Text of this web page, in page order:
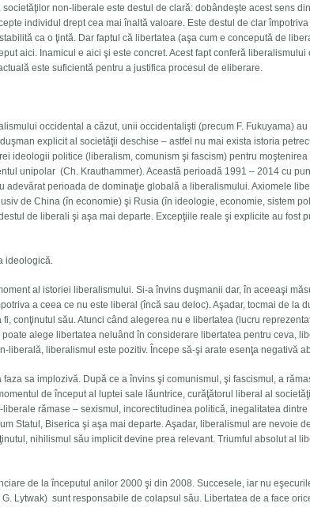
non-liberale este destul de clară: dobândeşte acest sens
individul drept cea mai înaltă valoare. Este destul de clar
ca o ţintă. Dar faptul că libertatea (aşa cum e concepută de
aici. Inamicul e aici şi este concret. Acest fapt conferă liberalismului
este suficientă pentru a justifica procesul de eliberare.
occidental a căzut, unii occidentalişti (precum F. Fukuyama) au
explicit al societăţii deschise – astfel nu mai exista istoria
ideologii politice (liberalism, comunism şi fascism) pentru
unipolar (Ch. Krauthammer). Această perioadă 1991 – 2014 cu
adevărat perioada de dominaţie globală a liberalismului. Axiomele
de China (în economie) şi Rusia (în ideologie, economie, sistem
de liberali şi aşa mai departe. Excepţiile reale şi explicite au fost
ideologică.
al istoriei liberalismului. Si-a învins duşmanii dar, în aceeaşi
a ceea ce nu este liberal (încă sau deloc). Aşadar, tocmai de la
conţinutul său. Atunci când alegerea nu e libertatea (lucru
alege libertatea neluând în considerare libertatea pentru ceva,
liberală, liberalismul este pozitiv. Începe să-şi arate esenţa negativă
sa implozivă. După ce a învins şi comunismul, şi fascismul, a
de început al luptei sale lăuntrice, curăţătorul liberal al
rămase – sexismul, incorectitudinea politică, inegalitatea dintre
Statul, Biserica şi aşa mai departe. Aşadar, liberalismul are nevoie
nihilismul său implicit devine prea relevant. Triumful absolut al
de la începutul anilor 2000 şi din 2008. Succesele, iar nu
Lytwak) sunt responsabile de colapsul său. Libertatea de a face